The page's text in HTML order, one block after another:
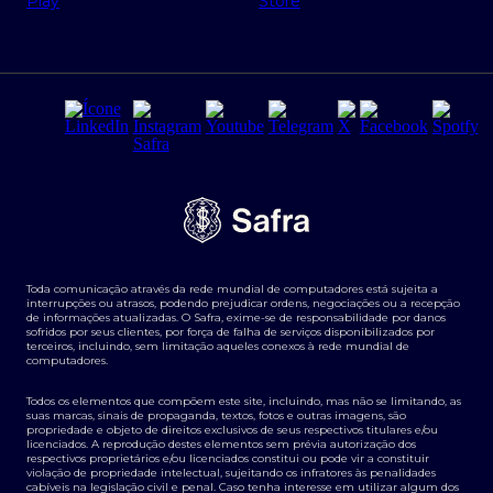
Regras e Parâmetros de Atuação Banco Safra
Segurança da Informação
Tarifas e serviços Pessoa Física
Transparência de remuneração
Termos e Condições para Portabilidade de Investimento
Derivativos
Agronegócios
Toda comunicação através da rede mundial de computadores está sujeita a
interrupções ou atrasos, podendo prejudicar ordens, negociações ou a recepção
de informações atualizadas. O Safra, exime-se de responsabilidade por danos
sofridos por seus clientes, por força de falha de serviços disponibilizados por
terceiros, incluindo, sem limitação aqueles conexos à rede mundial de
computadores.
Todos os elementos que compõem este site, incluindo, mas não se limitando, as
suas marcas, sinais de propaganda, textos, fotos e outras imagens, são
propriedade e objeto de direitos exclusivos de seus respectivos titulares e/ou
licenciados. A reprodução destes elementos sem prévia autorização dos
respectivos proprietários e/ou licenciados constitui ou pode vir a constituir
violação de propriedade intelectual, sujeitando os infratores às penalidades
cabíveis na legislação civil e penal. Caso tenha interesse em utilizar algum dos